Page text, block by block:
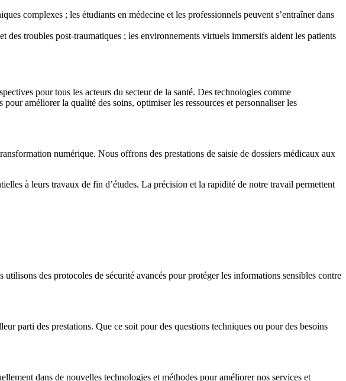
complexes ; les étudiants en médecine et les professionnels peuvent s’entraîner dans
troubles post-traumatiques ; les environnements virtuels immersifs aident les patients
pour tous les acteurs du secteur de la santé. Des technologies comme
améliorer la qualité des soins, optimiser les ressources et personnaliser les
numérique. Nous offrons des prestations de saisie de dossiers médicaux aux
à leurs travaux de fin d’études. La précision et la rapidité de notre travail permettent
des protocoles de sécurité avancés pour protéger les informations sensibles contre
parti des prestations. Que ce soit pour des questions techniques ou pour des besoins
dans de nouvelles technologies et méthodes pour améliorer nos services et